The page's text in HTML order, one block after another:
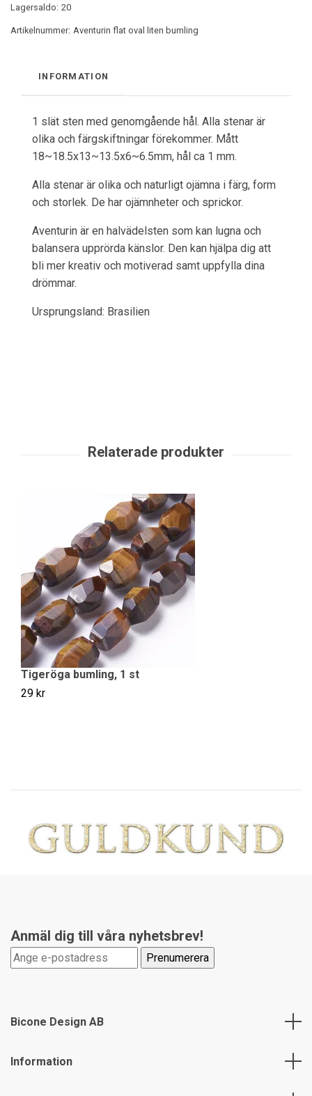
Lagersaldo: 20
Artikelnummer: Aventurin flat oval liten bumling
INFORMATION
1 slät sten med genomgående hål. Alla stenar är
olika och färgskiftningar förekommer. Mått
18~18.5x13~13.5x6~6.5mm, hål ca 1 mm.
Alla stenar är olika och naturligt ojämna i färg, form
och storlek. De har ojämnheter och sprickor.
Aventurin är en halvädelsten som kan lugna och
balansera upprörda känslor. Den kan hjälpa dig att
bli mer kreativ och motiverad samt uppfylla dina
drömmar.
Ursprungsland: Brasilien
Tigeröga bumling, 1 st
29 kr
Anmäl dig till våra nyhetsbrev!
Bicone Design AB
Information